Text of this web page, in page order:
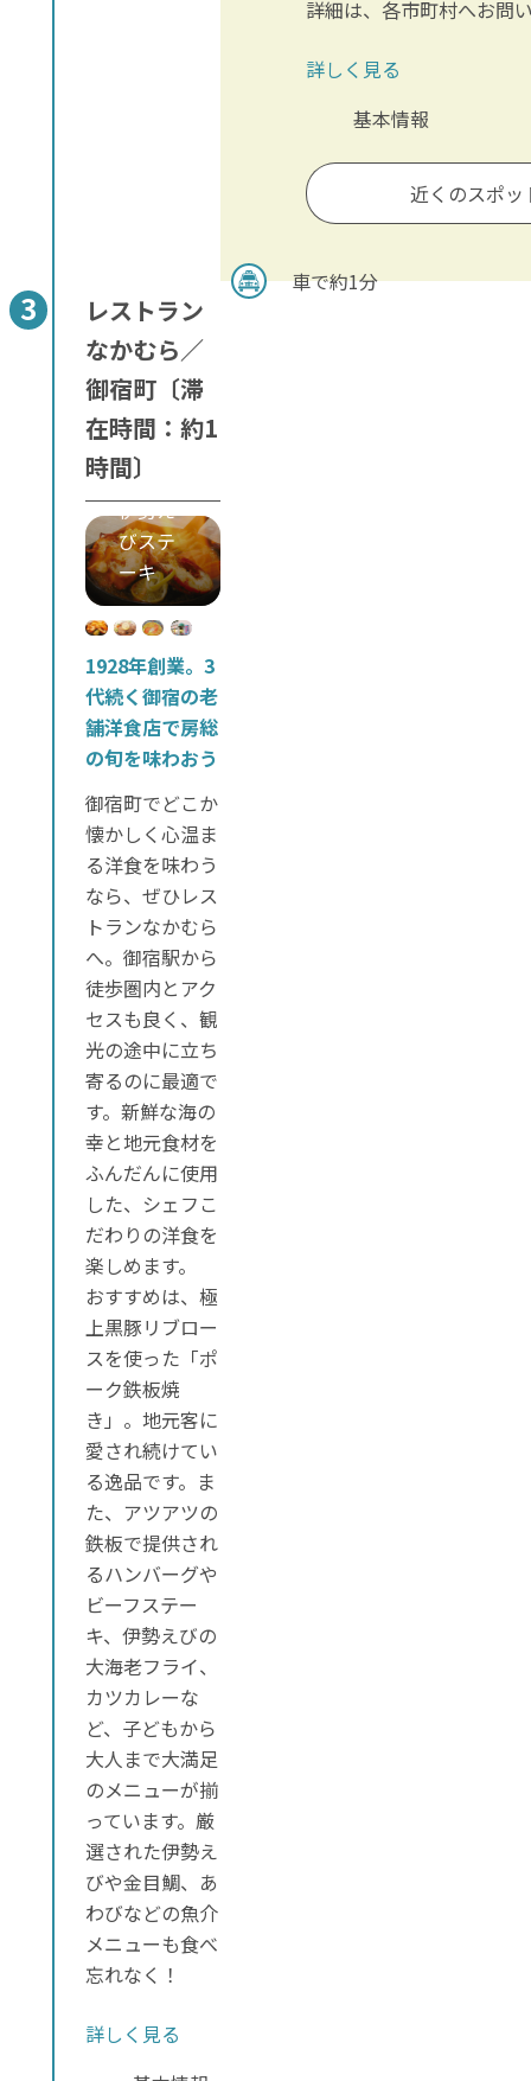
詳細は、各市町村へお問
詳しく見る
基本情報
近くのスポッ
レストラン
なかむら／
御宿町〔滞
在時間：約1
時間〕
1928年創業。3
代続く御宿の老
舗洋食店で房総
の旬を味わおう
御宿町でどこか
懐かしく心温ま
る洋食を味わう
なら、ぜひレス
トランなかむら
へ。御宿駅から
徒歩圏内とアク
セスも良く、観
光の途中に立ち
寄るのに最適で
す。新鮮な海の
幸と地元食材を
ふんだんに使用
した、シェフこ
だわりの洋食を
楽しめます。
おすすめは、極
上黒豚リブロー
スを使った「ポ
ーク鉄板焼
き」。地元客に
愛され続けてい
る逸品です。ま
た、アツアツの
鉄板で提供され
るハンバーグや
ビーフステー
キ、伊勢えびの
大海老フライ、
カツカレーな
ど、子どもから
大人まで大満足
のメニューが揃
っています。厳
選された伊勢え
びや金目鯛、あ
わびなどの魚介
メニューも食べ
忘れなく！
詳しく見る
車で約1分